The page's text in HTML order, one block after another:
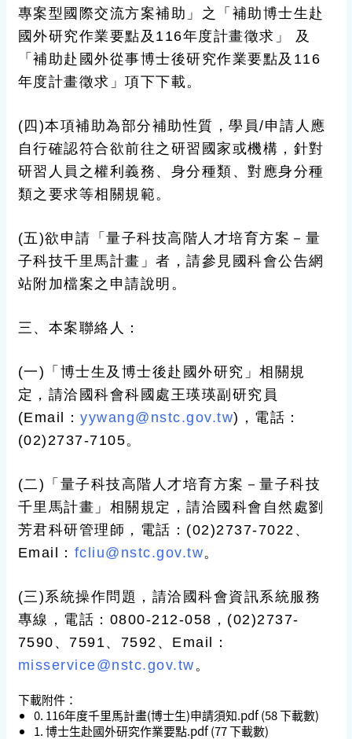
專案型國際交流方案補助」之「補助博士生赴
國外研究作業要點及116年度計畫徵求」 及
「補助赴國外從事博士後研究作業要點及116
年度計畫徵求」項下下載。
(四)本項補助為部分補助性質，學員/申請人應
自行確認符合欲前往之研習國家或機構，針對
研習人員之權利義務、身分種類、對應身分種
類之要求等相關規範。
(五)欲申請「量子科技高階人才培育方案－量
子科技千里馬計畫」者，請參見國科會公告網
站附加檔案之申請說明。
三、本案聯絡人：
(一)「博士生及博士後赴國外研究」相關規
定，請洽國科會科國處王瑛瑛副研究員
(Email： yywang@nstc.gov.tw)，電話：
(02)2737-7105。
(二)「量子科技高階人才培育方案－量子科技
千里馬計畫」相關規定，請洽國科會自然處劉
芳君科研管理師，電話：(02)2737-7022、
Email： fcliu@nstc.gov.tw。
(三)系統操作問題，請洽國科會資訊系統服務
專線，電話：0800-212-058，(02)2737-
7590、7591、7592、Email：
misservice@nstc.gov.tw。
下載附件：
0. 116年度千里馬計畫(博士生)申請須知.pdf (58 下載數)
1. 博士生赴國外研究作業要點.pdf (77 下載數)